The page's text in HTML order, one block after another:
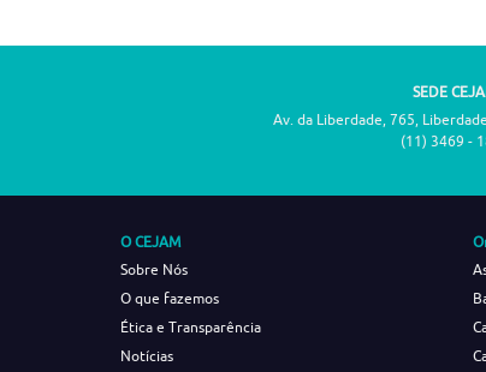
SEDE
Av. da Liberdade, 765,
(11) 3469 -
O CEJAM
Sobre Nós
O que fazemos
Ética e Transparência
Notícias